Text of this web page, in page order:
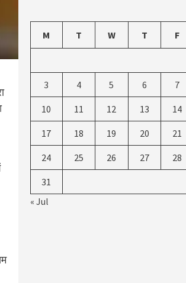
M T W T F
3 4 5 6 7
10 11 12 13 14
17 18 19 20 21
24 25 26 27 28
31
« Jul